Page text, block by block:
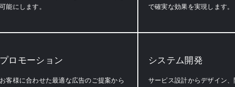
可能にします。
で確実な効果を実現します。
プロモーション
お客様に合わせた最適な広告のご提案から
システム開発
サービス設計からデザイン